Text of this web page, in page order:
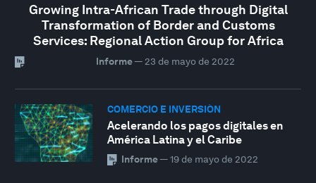
Growing Intra-African Trade through Digital
Transformation of Border and Customs
Services: Regional Action Group for Africa
Informe— 23 de mayo de 2022
COMERCIO E INVERSIÓN
Acelerando los pagos digitales en
América Latina y el Caribe
Informe— 19 de mayo de 2022